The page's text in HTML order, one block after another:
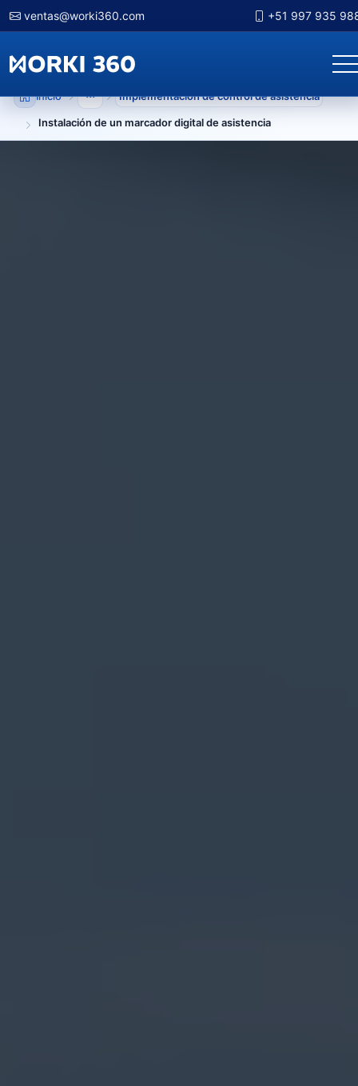
ventas@worki360.com +51 997 935
Inicio Mostrar niveles anteriores
Implementación de control de asistencia
Instalación de un marcador digital de asistencia